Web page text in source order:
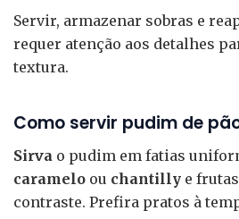
Servir, armazenar sobras e
requer atenção aos detalhes
textura.
Como servir pudim de
Sirva o pudim em fatias
caramelo ou chantilly e
contraste. Prefira pratos à